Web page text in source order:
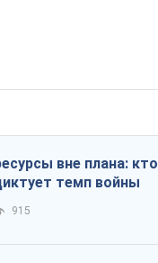
вне плана: кто
темп войны
915